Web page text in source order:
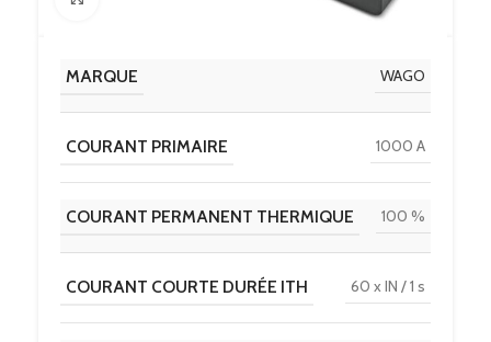
MARQUE WAGO
COURANT PRIMAIRE 1000 A
COURANT PERMANENT THERMIQUE 100 %
COURANT COURTE DURÉE ITH 60 x IN / 1 s